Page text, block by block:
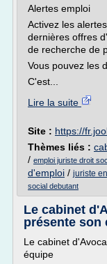
Alertes emploi
Activez les
dernières offres
de recherche de
Vous pouvez les
C'est...
Lire la suite
Site : https://
Thèmes liés :
/ emploi juriste droit
d'emploi / juriste
social debutant
Le cabinet
présente son
Le cabinet
équipe